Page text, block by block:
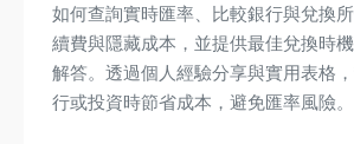
如何查詢實時匯率、比較銀行與兌換
續費與隱藏成本，並提供最佳兌換時
解答。透過個人經驗分享與實用表格
行或投資時節省成本，避免匯率風險。